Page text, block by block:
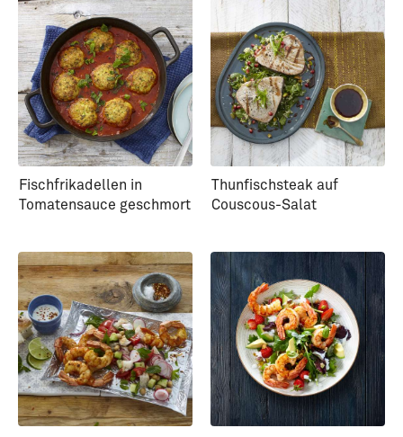
Fischfrikadellen in
Tomatensauce geschmort
Thunfischsteak auf
Couscous-Salat